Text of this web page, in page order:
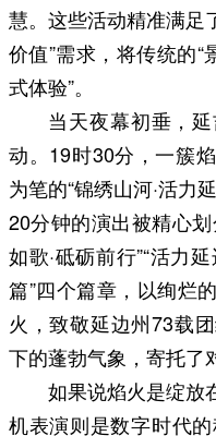
慧。这些活动精准满足
价值”需求，将传统的“
式体验”。
当天夜幕初垂，
动。19时30分，一簇
为笔的“锦绣山河·活力
20分钟的演出被精心划
如歌·砥砺前行”“活力
篇”四个篇章，以绚烂
火，致敬延边州73载
下的蓬勃气象，寄托了
如果说焰火是绽放
机表演则是数字时代